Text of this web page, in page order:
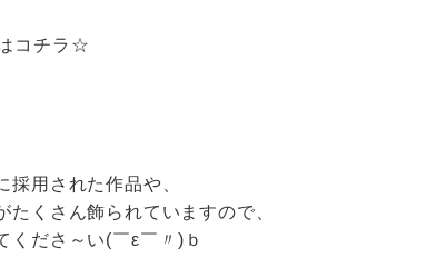
コチラ☆
採用された作品や、
くさん飾られていますので、
くださ～い(￣ε￣〃)ｂ